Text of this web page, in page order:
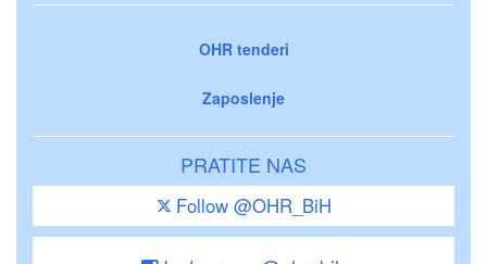
OHR tenderi
Zaposlenje
PRATITE NAS
Follow @OHR_BiH